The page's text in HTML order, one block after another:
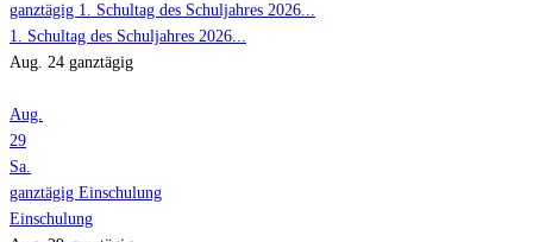
ganztägig 1. Schultag des Schuljahres 2026...
1. Schultag des Schuljahres 2026...
Aug. 24 ganztägig
Aug.
29
Sa.
ganztägig Einschulung
Einschulung